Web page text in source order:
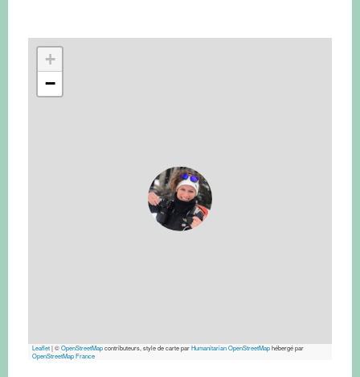
+
−
Leaflet|©OpenStreetMapcontributeurs, style de carte parHumanitarian OpenStreetMaphébergé par
OpenStreetMap France